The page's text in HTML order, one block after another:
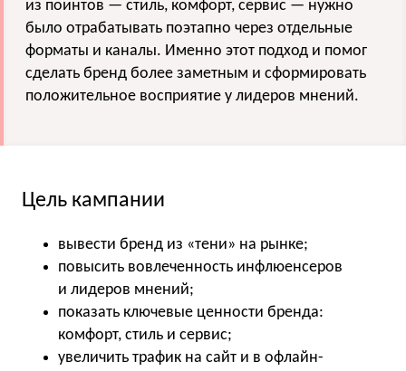
из поинтов — стиль, комфорт, сервис — нужно
было отрабатывать поэтапно через отдельные
форматы и каналы. Именно этот подход и помог
сделать бренд более заметным и сформировать
положительное восприятие у лидеров мнений.
Цель кампании
вывести бренд из «тени» на рынке;
повысить вовлеченность инфлюенсеров
и лидеров мнений;
показать ключевые ценности бренда:
комфорт, стиль и сервис;
увеличить трафик на сайт и в офлайн-